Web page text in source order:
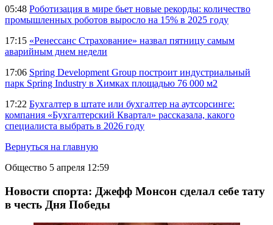
05:48 Роботизация в мире бьет новые рекорды: количество
промышленных роботов выросло на 15% в 2025 году
17:15 «Ренессанс Страхование» назвал пятницу самым
аварийным днем недели
17:06 Spring Development Group построит индустриальный
парк Spring Industry в Химках площадью 76 000 м2
17:22 Бухгалтер в штате или бухгалтер на аутсорсинге:
компания «Бухгалтерский Квартал» рассказала, какого
специалиста выбрать в 2026 году
Вернуться на главную
Общество 5 апреля 12:59
Новости спорта: Джефф Монсон сделал себе тату
в честь Дня Победы